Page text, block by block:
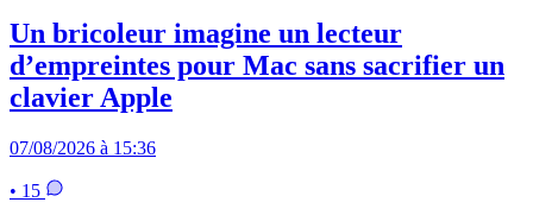
Un bricoleur imagine un lecteur
d’empreintes pour Mac sans sacrifier un
clavier Apple
07/08/2026 à 15:36
• 15